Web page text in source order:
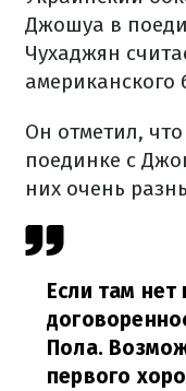
Джошуа в
Чухаджян
американского
Он отметил,
поединке с
них очень
Если там нет
Пола.
первого